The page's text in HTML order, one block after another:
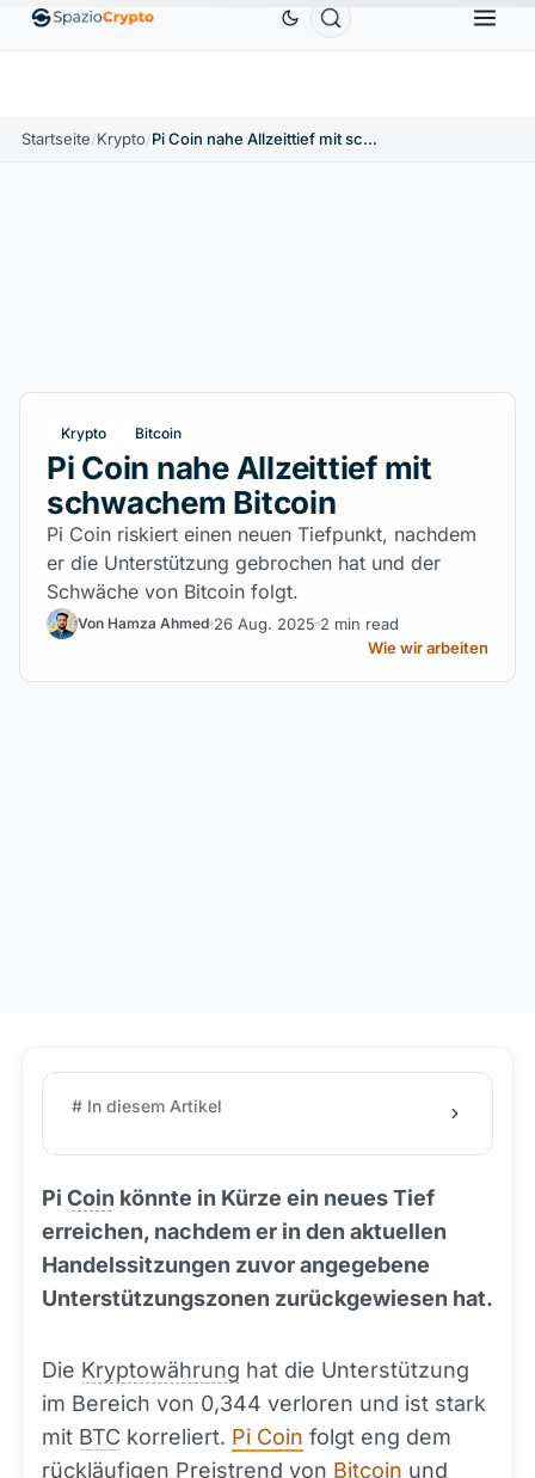
EthereumETH1.880,58 $ Tether USDT0,9991 $ BNBBNB
Startseite/Krypto/ Pi Coin nahe Allzeittief mit schwachem Bitcoin
Krypto Bitcoin
Pi Coin nahe Allzeittief mit
schwachem Bitcoin
Pi Coin riskiert einen neuen Tiefpunkt, nachdem
er die Unterstützung gebrochen hat und der
Schwäche von Bitcoin folgt.
Von Hamza Ahmed 26 Aug. 2025 2 min read
Wie wir arbeiten
# In diesem Artikel
Pi Coin könnte in Kürze ein neues Tief
erreichen, nachdem er in den aktuellen
Handelssitzungen zuvor angegebene
Unterstützungszonen zurückgewiesen hat.
Die Kryptowährung hat die Unterstützung
im Bereich von 0,344 verloren und ist stark
mit BTC korreliert. Pi Coin folgt eng dem
rückläufigen Preistrend von Bitcoin und